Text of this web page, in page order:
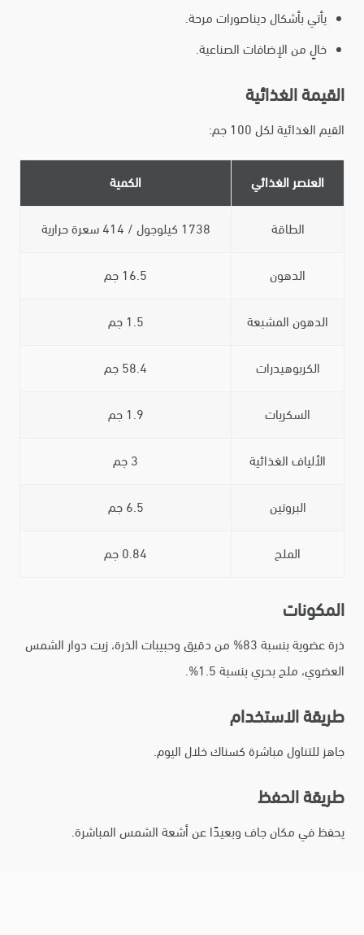
يأتي بأشكال ديناصورات مرحة.
خالٍ من الإضافات الصناعية.
القيمة الغذائية
القيم الغذائية لكل 100 جم:
العنصر الغذائي الكمية
الطاقة 1738 كيلوجول / 414 سعرة حرارية
الدهون 16.5 جم
الدهون المشبعة 1.5 جم
الكربوهيدرات 58.4 جم
السكريات 1.9 جم
الألياف الغذائية 3 جم
البروتين 6.5 جم
الملح 0.84 جم
المكونات
ذرة عضوية بنسبة 83% من دقيق وحبيبات الذرة، زيت دوار الشمس
العضوي، ملح بحري بنسبة 1.5%.
طريقة الاستخدام
جاهز للتناول مباشرة كسناك خلال اليوم.
طريقة الحفظ
يحفظ في مكان جاف وبعيدًا عن أشعة الشمس المباشرة.